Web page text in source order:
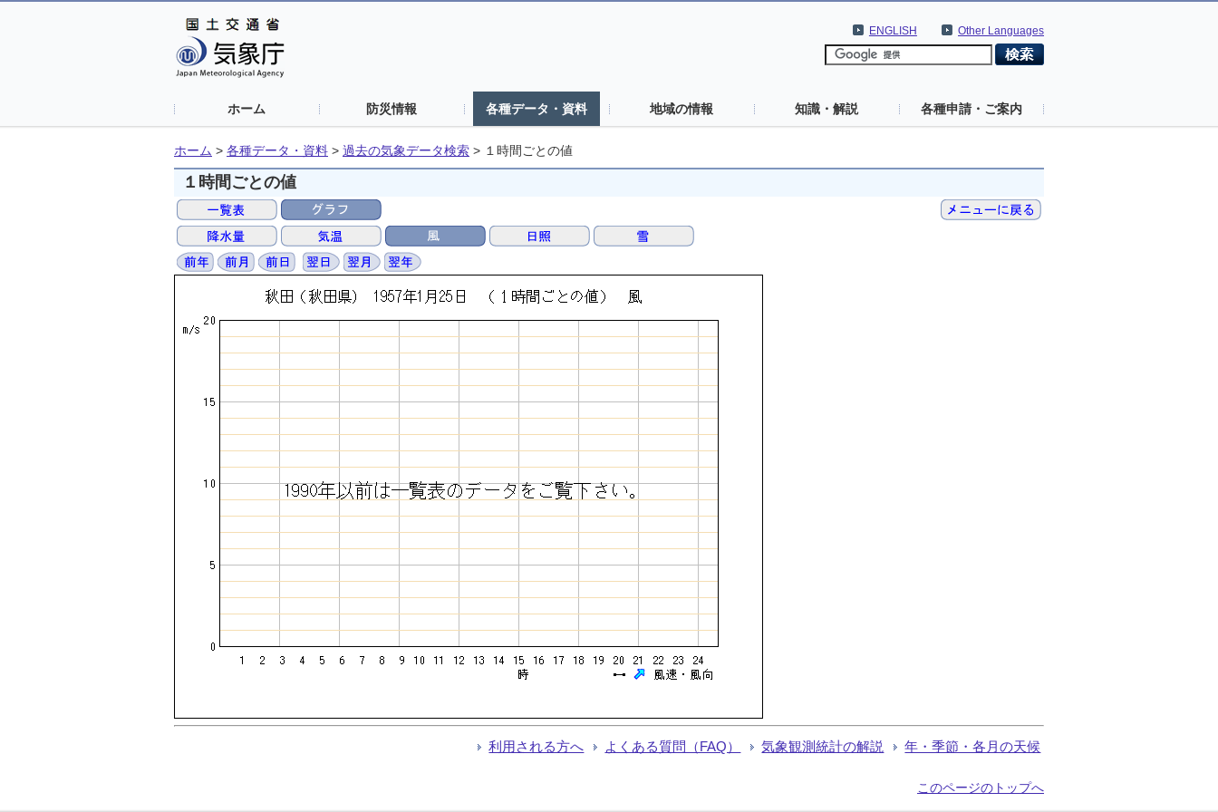
Other Languages
ENGLISH
ホーム 防災情報 各種データ・資料 地域の情報 知識・解説 各種申請・ご案内
ホーム > 各種データ・資料 > 過去の気象データ検索 > １時間ごとの値
１時間ごとの値
利用される方へ よくある質問（FAQ） 気象観測統計の解説 年・季節・各月の天候
このページのトップへ